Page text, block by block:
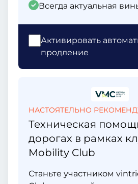
Всегда актуальная
Активировать
продление
НАСТОЯТЕЛЬНО
Техническая
дорогах в рамках
Mobility Club
Станьте участником